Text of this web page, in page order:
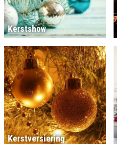
Kerstshow
Kerstversiering